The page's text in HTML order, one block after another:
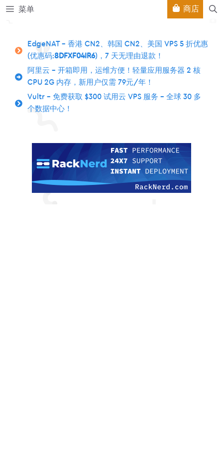
跳
菜单 商店
EdgeNAT – 香港 CN2、韩国 CN2、美国 VPS 5 折优惠
(优惠码:8DFXF04IR6)，7 天无理由退款！
阿里云 – 开箱即用，运维方便！轻量应用服务器 2 核
CPU 2G 内存，新用户仅需 79元/年！
Vultr – 免费获取 $300 试用云 VPS 服务 – 全球 30 多
个数据中心！